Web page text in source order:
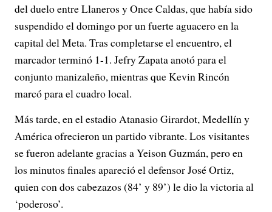
del duelo entre Llaneros y Once Caldas, que había sido
suspendido el domingo por un fuerte aguacero en la
capital del Meta. Tras completarse el encuentro, el
marcador terminó 1-1. Jefry Zapata anotó para el
conjunto manizaleño, mientras que Kevin Rincón
marcó para el cuadro local.
Más tarde, en el estadio Atanasio Girardot, Medellín y
América ofrecieron un partido vibrante. Los visitantes
se fueron adelante gracias a Yeison Guzmán, pero en
los minutos finales apareció el defensor José Ortiz,
quien con dos cabezazos (84’ y 89’) le dio la victoria al
‘poderoso’.